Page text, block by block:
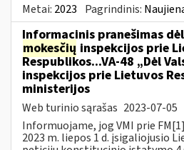
Metai: 2023 Pagrindinis:
Informacinis pranešimas
mokesčių inspekcijos prie
Respublikos...VA-48 „Dėl
inspekcijos prie Lietuvos
ministerijos
Web turinio sąrašas 2023-07-05
Informuojame, jog VMI prie
2023 m. liepos 1 d. įsigaliojusio